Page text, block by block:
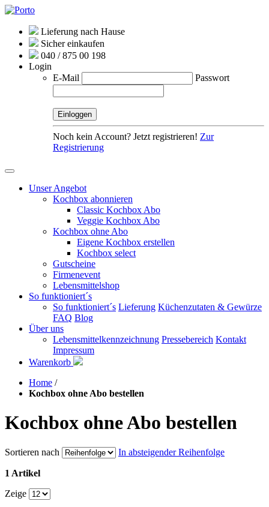
Lieferung nach Hause
Sicher einkaufen
040 / 875 00 198
Login
E-Mail
Passwort
Noch kein Account? Jetzt registrieren! Zur
Registrierung
Unser Angebot
Kochbox abonnieren
Classic Kochbox Abo
Veggie Kochbox Abo
Kochbox ohne Abo
Eigene Kochbox erstellen
Kochbox select
Gutscheine
Firmenevent
Lebensmittelshop
So funktioniert´s
So funktioniert´s Lieferung Küchenzutaten & Gewürze
FAQ Blog
Über uns
Lebensmittelkennzeichnung Pressebereich Kontakt
Impressum
Warenkorb
Home /
Kochbox ohne Abo bestellen
Kochbox ohne Abo bestellen
Sortieren nach In absteigender Reihenfolge
1 Artikel
Zeige